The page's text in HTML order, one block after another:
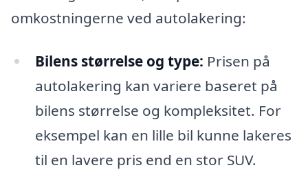
omkostningerne ved autolakering:
Bilens størrelse og type: Prisen på
autolakering kan variere baseret på
bilens størrelse og kompleksitet. For
eksempel kan en lille bil kunne lakeres
til en lavere pris end en stor SUV.